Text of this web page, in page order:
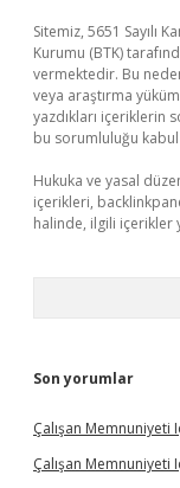
Sitemiz, 5651 Sayılı
Kurumu (BTK)
vermektedir. Bu
veya araştırma
yazdıkları içeriklerin
bu sorumluluğu kabul
Hukuka ve yasal
içerikleri,
halinde, ilgili içerikler
Son yorumlar
Çalışan Memnuniyeti
Çalışan Memnuniyeti